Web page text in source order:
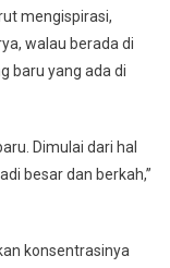
mengispirasi,
walau berada di
baru yang ada di
Dimulai dari hal
besar dan berkah,”
konsentrasinya